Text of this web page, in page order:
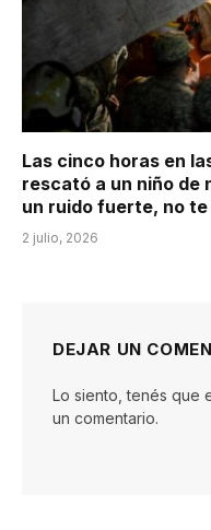
Las cinco horas en
rescató a un niño de
un ruido fuerte, no
2 julio, 2026
DEJAR UN
Lo siento, tenés que
un comentario.